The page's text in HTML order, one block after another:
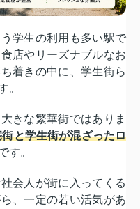
学生の利用も多い駅で
店やリーズナブルなお
着きの中に、学生街ら
。
きな繁華街ではありま
と学生街が混ざったロ
す。
会人が街に入ってくる
、一定の若い活気があ